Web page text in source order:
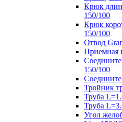
Крюк
150/100
Крюк
150/100
Отвод
Приемная
150/100
Тройник
Труба
Труба
Угол